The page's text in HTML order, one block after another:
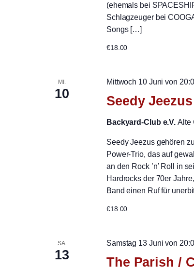
(ehemals bei
Schlagzeuger bei
Songs […]
€18.00
MI.
10 Seedy Jeezus
Mittwoch 10 Juni von
Backyard-Club e.V.Alte
Seedy Jeezus gehören
Power-Trio, das auf
an den Rock ’n’ Roll in
Hardrocks der 70er
Band einen Ruf für
€18.00
SA.
13 The Parish /
Samstag 13 Juni von